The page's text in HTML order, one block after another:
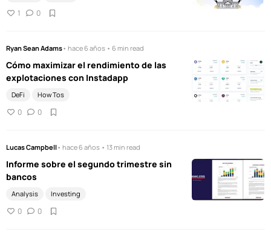
1 0
Ryan Sean Adams• hace 6 años • 6 min read
Cómo maximizar el rendimiento de las
explotaciones con Instadapp
DeFi How Tos
0 0
Lucas Campbell• hace 6 años • 13 min read
Informe sobre el segundo trimestre sin
bancos
Analysis Investing
0 0